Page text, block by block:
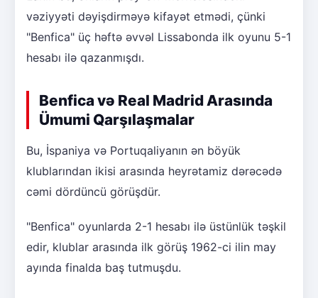
vəziyyəti dəyişdirməyə kifayət etmədi, çünki
"Benfica" üç həftə əvvəl Lissabonda ilk oyunu 5-1
hesabı ilə qazanmışdı.
Benfica və Real Madrid Arasında
Ümumi Qarşılaşmalar
Bu, İspaniya və Portuqaliyanın ən böyük
klublarından ikisi arasında heyrətamiz dərəcədə
cəmi dördüncü görüşdür.
"Benfica" oyunlarda 2-1 hesabı ilə üstünlük təşkil
edir, klublar arasında ilk görüş 1962-ci ilin may
ayında finalda baş tutmuşdu.